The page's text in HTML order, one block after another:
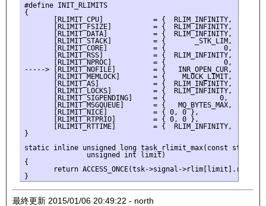
#define INIT_RLIMITS
{
[RLIMIT_CPU]            = {  RLIM_INFINITY,
[RLIMIT_FSIZE]          = {  RLIM_INFINITY,
[RLIMIT_DATA]           = {  RLIM_INFINITY,
[RLIMIT_STACK]          = {       _STK_LIM,
[RLIMIT_CORE]           = {              0,
[RLIMIT_RSS]            = {  RLIM_INFINITY,
[RLIMIT_NPROC]          = {              0,
-----> [RLIMIT_NOFILE]         = {   INR_OPEN_CUR,
[RLIMIT_MEMLOCK]        = {    MLOCK_LIMIT,
[RLIMIT_AS]             = {  RLIM_INFINITY,
[RLIMIT_LOCKS]          = {  RLIM_INFINITY,
[RLIMIT_SIGPENDING]     = {             0,
[RLIMIT_MSGQUEUE]       = {   MQ_BYTES_MAX,
[RLIMIT_NICE]           = { 0, 0 },
[RLIMIT_RTPRIO]         = { 0, 0 },
[RLIMIT_RTTIME]         = {  RLIM_INFINITY,
}
static inline unsigned long task_rlimit_max(const struct
               unsigned int limit)
{
return ACCESS_ONCE(tsk->signal-
最終更新 2015/01/06 20:49:22 - north